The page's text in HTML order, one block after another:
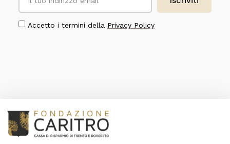
Accetto i termini della Privacy Policy